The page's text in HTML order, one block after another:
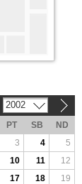
2002
PT SB
ND
3 4
5
10 11
12
17 18
19